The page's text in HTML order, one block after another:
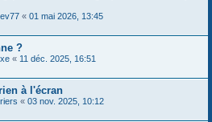
« 01 mai 2026, 13:45
?
« 11 déc. 2025, 16:51
à l'écran
« 03 nov. 2025, 10:12